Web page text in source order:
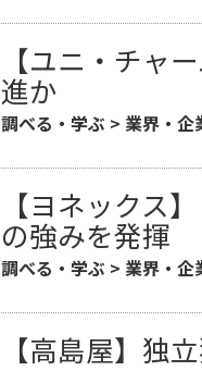
【ユニ・チャ
進か
調べる・学ぶ > 業界・企
【ヨネックス
の強みを発揮
調べる・学ぶ > 業界・企
【高島屋】独